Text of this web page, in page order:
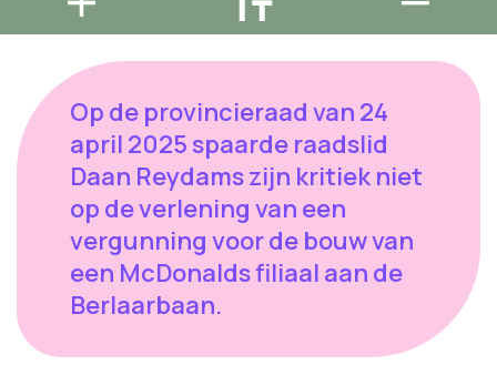
Op de provincieraad van 24
april 2025 spaarde raadslid
Daan Reydams zijn kritiek niet
op de verlening van een
vergunning voor de bouw van
een McDonalds filiaal aan de
Berlaarbaan.